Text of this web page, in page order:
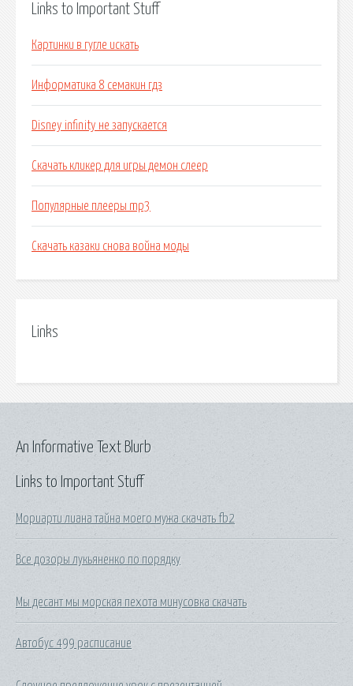
Links to Important Stuff
Картинки в гугле искать
Информатика 8 семакин гдз
Disney infinity не запускается
Скачать кликер для игры демон слеер
Популярные плееры mp3
Скачать казаки снова война моды
Links
Links to Important Stuff
Мориарти лиана тайна моего мужа скачать fb2
Все дозоры лукьяненко по порядку
Мы десант мы морская пехота минусовка скачать
Автобус 499 расписание
An Informative Text Blurb